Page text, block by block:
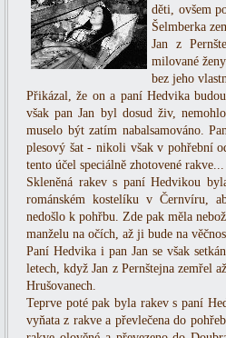
děti, ovšem
Šelmberka
Jan z
milované
bez jeho
Přikázal, že on a paní Hedvika
však pan Jan byl dosud živ,
muselo být zatím nabalsamováno.
plesový šat - nikoli však v pohřební
tento účel speciálně zhotovené rakve...
Skleněná rakev s paní Hedvikou
románském kostelíku v Černvíru,
nedošlo k pohřbu. Zde pak měla
manželu na očích, až ji bude na
Paní Hedvika i pan Jan se však
letech, když Jan z Pernštejna zemřel
Hrušovanech.
Teprve poté pak byla rakev s paní
vyňata z rakve a převlečena do